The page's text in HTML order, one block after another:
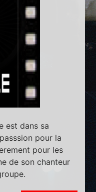
est dans sa
pour la
pour les
de son chanteur